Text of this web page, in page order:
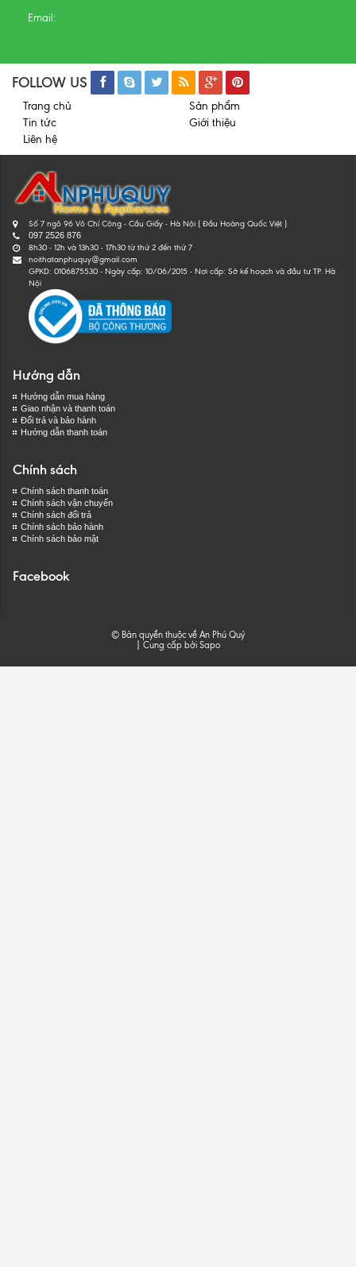
Email:
FOLLOW US
Trang chủ
Sản phẩm
Tin tức
Giới thiệu
Liên hệ
Số 7 ngõ 96 Võ Chí Công - Cầu Giấy - Hà Nội ( Đầu Hoàng Quốc Việt )
097 2526 876
8h30 - 12h và 13h30 - 17h30 từ thứ 2 đến thứ 7
noithatanphuquy@gmail.com
GPKD: 0106875530 - Ngày cấp: 10/06/2015 - Nơi cấp: Sở kế hoạch và đầu tư TP. Hà
Nội
Hướng dẫn
Hướng dẫn mua hàng
Giao nhận và thanh toán
Đổi trả và bảo hành
Hướng dẫn thanh toán
Chính sách
Chính sách thanh toán
Chính sách vận chuyển
Chính sách đổi trả
Chính sách bảo hành
Chính sách bảo mật
Facebook
© Bản quyền thuộc về An Phú Quý
Cung cấp bởi Sapo